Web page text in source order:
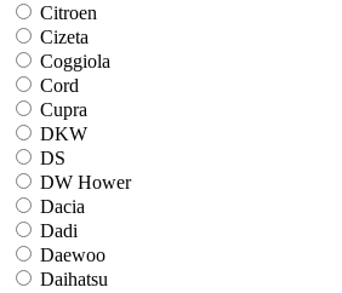
Citroen
Cizeta
Coggiola
Cord
Cupra
DKW
DS
DW Hower
Dacia
Dadi
Daewoo
Daihatsu